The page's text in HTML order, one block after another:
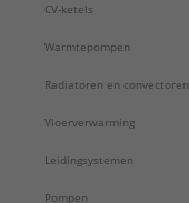
CV-ketels
Warmtepompen
Radiatoren en convectoren
Vloerverwarming
Leidingsystemen
Pompen